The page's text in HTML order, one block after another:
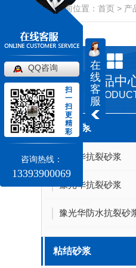
当前位置： 首页 > 产
产品中
抹面砂浆
豫光华抗裂砂浆
豫光华抗裂砂浆
豫光华防水抗裂砂
粘结砂浆
在
线
客
服
QQ咨询
扫
一
扫
更
精
彩
咨询热线：
13393900069